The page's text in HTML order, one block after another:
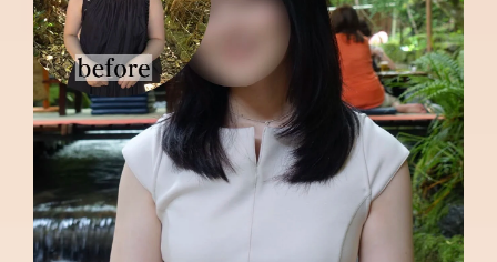
疹・痒み・むくみ・発熱・咳・冷や汗・胸痛・
吸引部の皮膚が硬くなる、凹凸になる・効果に
満足できない・施術箇所の知覚の麻痺・鈍さ、
しびれ・皮膚の色素沈着などを生じることがあ
ります。
ブラファット：正面背面 ¥159,800～
リスク/副作用：だるさ・熱感・頭痛・蕁麻
疹・痒み・むくみ・発熱・咳・冷や汗・胸痛・
吸引部の皮膚が硬くなる、凹凸になる・効果に
満足できない・施術箇所の知覚の麻痺・鈍さ、